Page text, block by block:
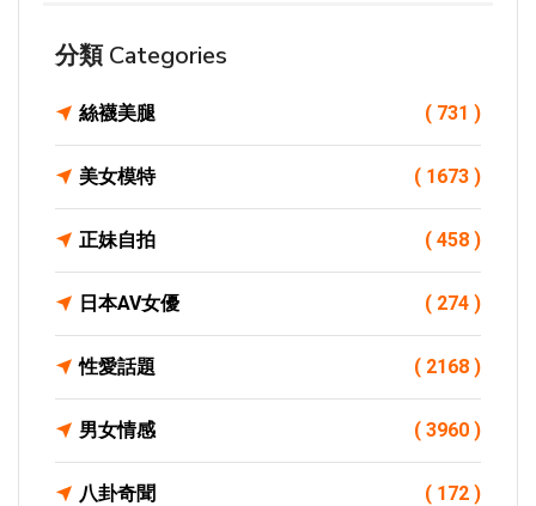
分類 Categories
絲襪美腿 ( 731 )
美女模特 ( 1673 )
正妹自拍 ( 458 )
日本AV女優 ( 274 )
性愛話題 ( 2168 )
男女情感 ( 3960 )
八卦奇聞 ( 172 )